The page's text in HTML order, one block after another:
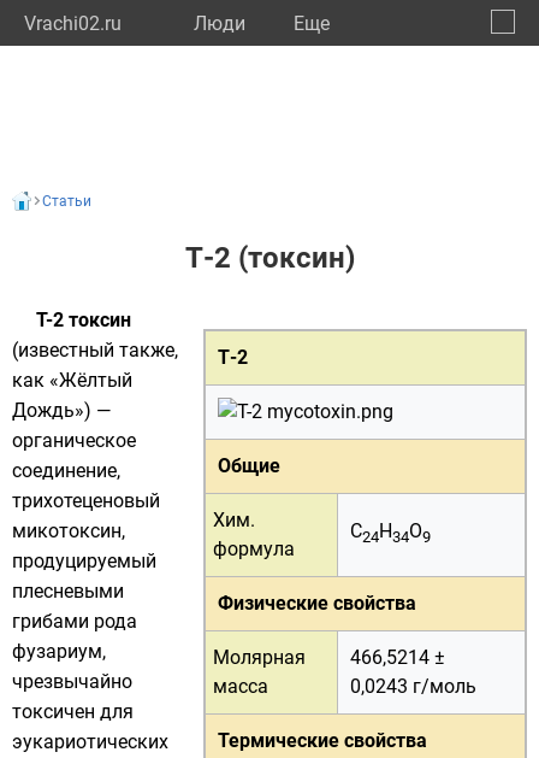
Vrachi02.ru Люди Eще
Статьи
Т-2 (токсин)
Т-2
Общие
Хим.
формула
C24H34O9
Физические свойства
Молярная
масса
466,5214 ±
0,0243 г/моль
Термические свойства
T-2 токсин
(известный также,
как «Жёлтый
Дождь») —
органическое
соединение,
трихотеценовый
микотоксин,
продуцируемый
плесневыми
грибами рода
фузариум,
чрезвычайно
токсичен для
эукариотических